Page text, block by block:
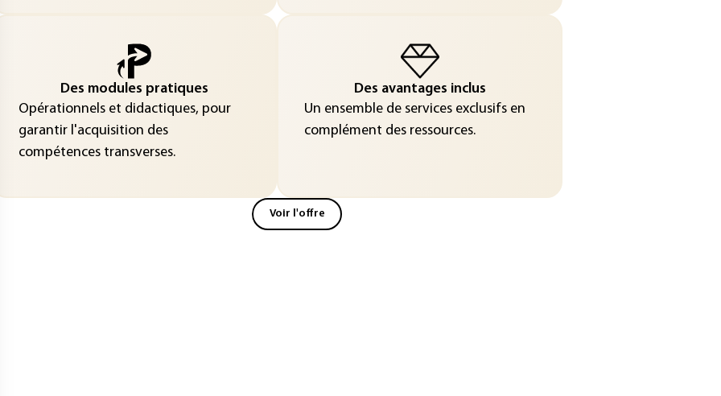
Des modules pratiques
Opérationnels et didactiques, pour
garantir l'acquisition des
compétences transverses.
Des avantages inclus
Un ensemble de services exclusifs en
complément des ressources.
Voir l'offre